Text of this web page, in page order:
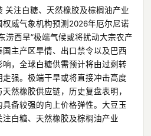
关注白糖、天然橡胶及棕榈油产业
威气象机构预测2026年厄尔尼诺
涝西旱”极端气候或将扰动大宗农产
主产区旱情、出口禁令以及巴西
，全球白糖供需预计将由过剩转
强。极端干旱或将直接冲击高度
然橡胶供应链，历史复盘表明，
备较强的向上价格弹性。大豆玉
白糖、天然橡胶及棕榈油产业